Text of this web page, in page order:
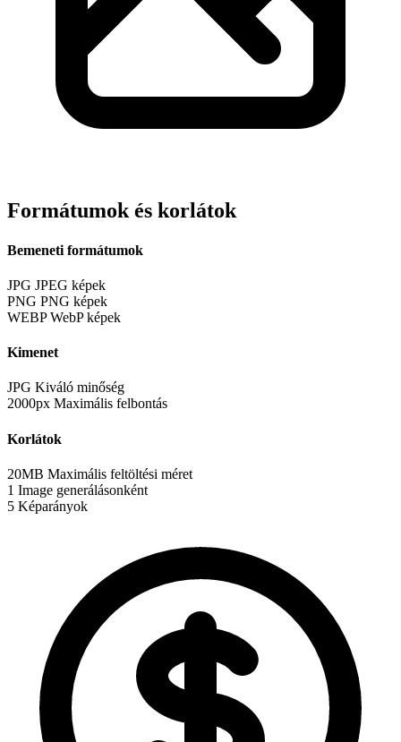
Formátumok és korlátok
Bemeneti formátumok
JPG JPEG képek
PNG PNG képek
WEBPWebP képek
Kimenet
JPG Kiváló minőség
2000px Maximális felbontás
Korlátok
20MB Maximális feltöltési méret
1 Image generálásonként
5 Képarányok